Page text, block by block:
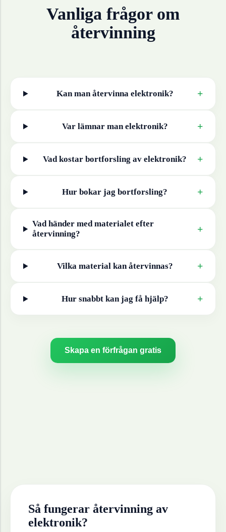
Vanliga frågor om
återvinning
Kan man återvinna elektronik? +
Var lämnar man elektronik? +
Vad kostar bortforsling av elektronik? +
Hur bokar jag bortforsling? +
Vad händer med materialet efter
återvinning?
+
Vilka material kan återvinnas? +
Hur snabbt kan jag få hjälp? +
Skapa en förfrågan gratis
Så fungerar återvinning av
elektronik?